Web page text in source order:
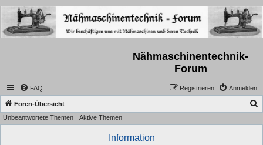
Nähmaschinentechnik-
Forum
FAQ Anmelden
Registrieren
Foren-Übersicht
Unbeantwortete Themen Aktive Themen
Information